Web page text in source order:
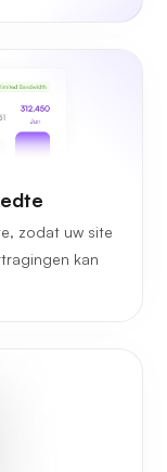
zodat uw site
kan